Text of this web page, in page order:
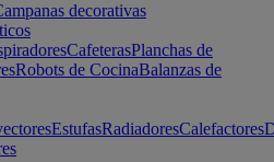
decorativas
CafeterasPlanchas de
Robots de CocinaBalanzas de
EstufasRadiadoresCalefactores